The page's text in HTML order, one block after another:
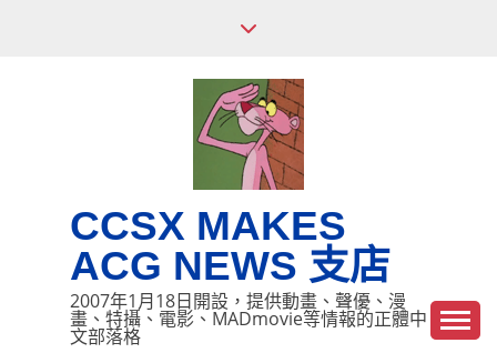
CCSX MAKES
ACG NEWS 支店
2007年1月18日開設，提供動畫、聲優、漫
畫、特攝、電影、MADmovie等情報的正體中
文部落格